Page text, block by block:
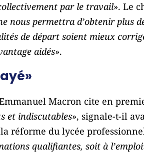
par le travail». Le
nous permettra d’obtenir plus
de départ soient mieux
aidés».
Macron cite en
et indiscutables», signale-t-il
réforme du lycée
qualifiantes, soit à l’emploi